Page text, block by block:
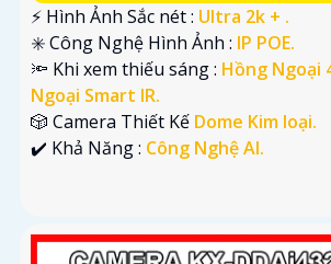
️⚡ Hình Ảnh Sắc nét : Ultra 2k + .
✳️ Công Nghệ Hình Ảnh : IP POE.
🔦 Khi xem thiếu sáng : Hồng Ngoại
Ngoại Smart IR.
🎲 Camera Thiết Kế Dome Kim loại.
️✔️ Khả Năng : Công Nghệ AI.